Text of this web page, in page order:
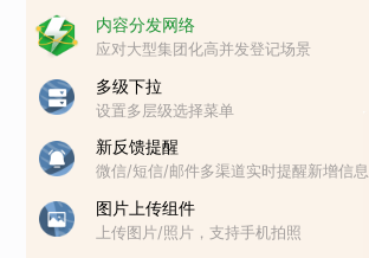
内容分发网络
应对大型集团化高并发登记场景
多级下拉
设置多层级选择菜单
新反馈提醒
微信/短信/邮件多渠道实时提醒新增信息
图片上传组件
上传图片/照片，支持手机拍照